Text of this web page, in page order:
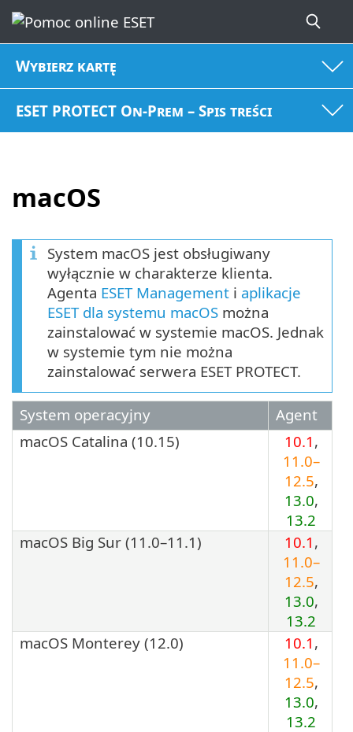
Wybierz kartę
ESET PROTECT On-Prem – Spis treści
macOS
System macOS jest obsługiwany
wyłącznie w charakterze klienta.
Agenta ESET Management i aplikacje
ESET dla systemu macOS można
zainstalować w systemie macOS. Jednak
w systemie tym nie można
zainstalować serwera ESET PROTECT.
System operacyjny
Agent
macOS Catalina (10.15)
10.1 ,
11.0–
12.5,
13.0,
13.2
macOS Big Sur (11.0–11.1)
10.1 ,
11.0–
12.5,
13.0,
13.2
macOS Monterey (12.0)
10.1 ,
11.0–
12.5,
13.0,
13.2